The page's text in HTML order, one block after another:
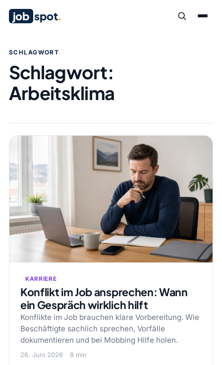
job spot.
SCHLAGWORT
Schlagwort:
Arbeitsklima
KARRIERE
Konflikt im Job ansprechen: Wann
ein Gespräch wirklich hilft
Konflikte im Job brauchen klare Vorbereitung. Wie
Beschäftigte sachlich sprechen, Vorfälle
dokumentieren und bei Mobbing Hilfe holen.
26. Juni 2026 8 min